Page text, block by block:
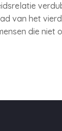
van het
die